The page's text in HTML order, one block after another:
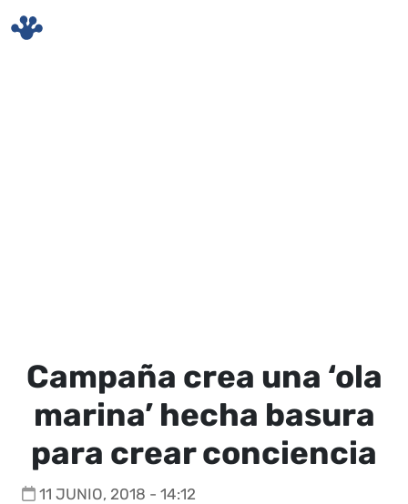
Campaña crea una ‘ola
marina’ hecha basura
para crear conciencia
11 JUNIO, 2018 - 14:12